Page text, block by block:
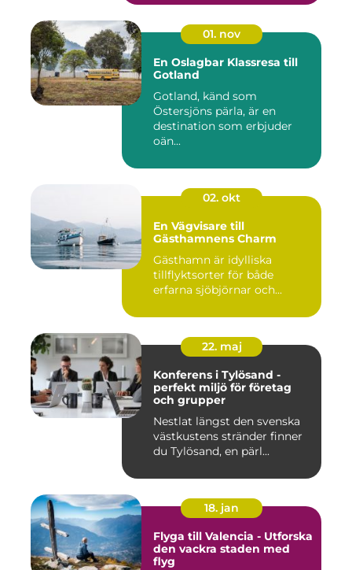
01. nov
En Oslagbar Klassresa till
Gotland
Gotland, känd som
Östersjöns pärla, är en
destination som erbjuder
oän...
02. okt
En Vägvisare till
Gästhamnens Charm
Gästhamn är idylliska
tillflyktsorter för både
erfarna sjöbjörnar och...
22. maj
Konferens i Tylösand -
perfekt miljö för företag
och grupper
Nestlat längst den svenska
västkustens stränder finner
du Tylösand, en pärl...
18. jan
Flyga till Valencia - Utforska
den vackra staden med
flyg